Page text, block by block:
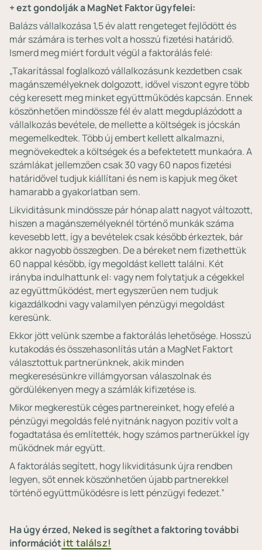
+ ezt gondolják a MagNet Faktor ügyfelei:
Balázs vállalkozása 1,5 év alatt rengeteget fejlődött és
már számára is terhes volt a hosszú fizetési határidő.
Ismerd meg miért fordult végül a faktorálás felé:
„Takarítással foglalkozó vállalkozásunk kezdetben csak
magánszemélyeknek dolgozott, idővel viszont egyre több
cég keresett meg minket együttműködés kapcsán. Ennek
köszönhetően mindössze fél év alatt megduplázódott a
vállalkozás bevétele, de mellette a költségek is jócskán
megemelkedtek. Több új embert kellett alkalmazni,
megnövekedtek a költségek és a befektetett munkaóra. A
számlákat jellemzően csak 30 vagy 60 napos fizetési
határidővel tudjuk kiállítani és nem is kapjuk meg őket
hamarabb a gyakorlatban sem.
Likviditásunk mindössze pár hónap alatt nagyot változott,
hiszen a magánszemélyeknél történő munkák száma
kevesebb lett, így a bevételek csak később érkeztek, bár
akkor nagyobb összegben. De a béreket nem fizethettük
60 nappal később, így megoldást kellett találni. Két
irányba indulhattunk el: vagy nem folytatjuk a cégekkel
az együttműködést, mert egyszerűen nem tudjuk
kigazdálkodni vagy valamilyen pénzügyi megoldást
keresünk.
Ekkor jött velünk szembe a faktorálás lehetősége. Hosszú
kutakodás és összehasonlítás után a MagNet Faktort
választottuk partnerünknek, akik minden
megkeresésünkre villámgyorsan válaszolnak és
gördülékenyen megy a számlák kifizetése is.
Mikor megkerestük céges partnereinket, hogy efelé a
pénzügyi megoldás felé nyitnánk nagyon pozitív volt a
fogadtatása és említették, hogy számos partnerükkel így
működnek már együtt.
A faktorálás segített, hogy likviditásunk újra rendben
legyen, sőt ennek köszönhetően újabb partnerekkel
történő együttműködésre is lett pénzügyi fedezet.”
Ha úgy érzed, Neked is segíthet a faktoring további
információt⁣itt találsz⁣!